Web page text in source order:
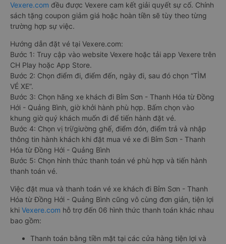
Vexere.com đều được Vexere cam kết giải quyết sự cố. Chính
sách tặng coupon giảm giá hoặc hoàn tiền sẽ tùy theo từng
trường hợp sự việc.
Hướng dẫn đặt vé tại Vexere.com:
Bước 1: Truy cập vào website Vexere hoặc tải app Vexere trên
CH Play hoặc App Store.
Bước 2: Chọn điểm đi, điểm đến, ngày đi, sau đó chọn “TÌM
VÉ XE”.
Bước 3: Chọn hãng xe khách đi Bỉm Sơn - Thanh Hóa từ Đồng
Hới - Quảng Bình, giờ khởi hành phù hợp. Bấm chọn vào
khung giờ quý khách muốn đi để tiến hành đặt vé.
Bước 4: Chọn vị trí/giường ghế, điểm đón, điểm trả và nhập
thông tin hành khách khi đặt mua vé xe đi Bỉm Sơn - Thanh
Hóa từ Đồng Hới - Quảng Bình
Bước 5: Chọn hình thức thanh toán vé phù hợp và tiến hành
thanh toán vé.
Việc đặt mua và thanh toán vé xe khách đi Bỉm Sơn - Thanh
Hóa từ Đồng Hới - Quảng Bình cũng vô cùng đơn giản, tiện lợi
khi Vexere.com hỗ trợ đến 06 hình thức thanh toán khác nhau
bao gồm:
Thanh toán bằng tiền mặt tại các cửa hàng tiện lợi và